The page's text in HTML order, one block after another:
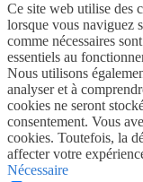
Ce site web utilise des
lorsque vous naviguez
comme nécessaires
essentiels au
Nous utilisons
analyser et à
cookies ne seront
consentement. Vous
cookies. Toutefois, la
affecter votre
Nécessaire